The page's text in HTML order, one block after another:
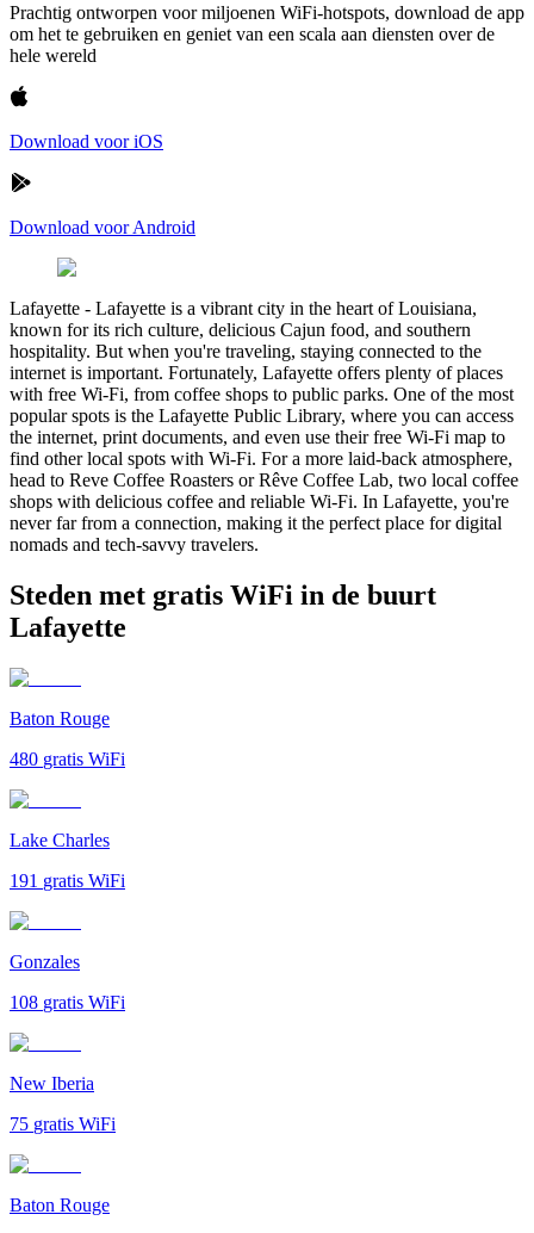
Prachtig ontworpen voor miljoenen WiFi-hotspots, download de app
om het te gebruiken en geniet van een scala aan diensten over de
hele wereld
Download voor iOS
Download voor Android
Lafayette - Lafayette is a vibrant city in the heart of Louisiana,
known for its rich culture, delicious Cajun food, and southern
hospitality. But when you're traveling, staying connected to the
internet is important. Fortunately, Lafayette offers plenty of places
with free Wi-Fi, from coffee shops to public parks. One of the most
popular spots is the Lafayette Public Library, where you can access
the internet, print documents, and even use their free Wi-Fi map to
find other local spots with Wi-Fi. For a more laid-back atmosphere,
head to Reve Coffee Roasters or Rêve Coffee Lab, two local coffee
shops with delicious coffee and reliable Wi-Fi. In Lafayette, you're
never far from a connection, making it the perfect place for digital
nomads and tech-savvy travelers.
Steden met gratis WiFi in de buurt
Lafayette
Baton Rouge
480 gratis WiFi
Lake Charles
191 gratis WiFi
Gonzales
108 gratis WiFi
New Iberia
75 gratis WiFi
Baton Rouge